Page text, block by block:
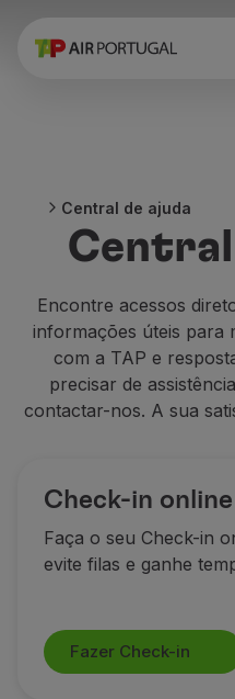
Reservar
Stopover
Informações de viagem
Necessidades especiais
Viajar com animais
Bebés e crianças
Grávidas
Requisitos e
Voar em Economy
Refeições a bordo
Entretenimento
Gestão da Reserva
Extras e Upgrades
Central de ajuda
Central
Encontre acessos
informações úteis para
com a TAP e
precisar de
contactar-nos. A sua
Check-in online
Faça o seu Check-in
evite filas e ganhe
Fazer Check-in